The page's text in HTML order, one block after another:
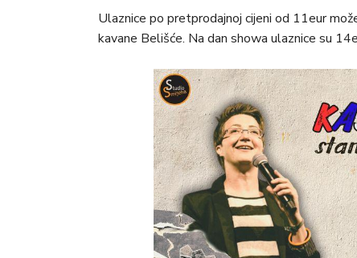
Ulaznice po pretprodajnoj cijeni od 11eur
kavane Belišće. Na dan showa ulaznice su